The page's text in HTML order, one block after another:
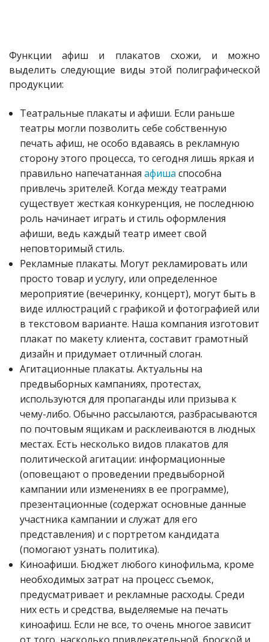
Функции афиш и плакатов схожи, и можно
выделить следующие виды этой полиграфической
продукции:
Театральные плакаты и афиши. Если раньше
театры могли позволить себе собственную
печать афиш, не особо вдаваясь в рекламную
сторону этого процесса, то сегодня лишь яркая и
правильно напечатанная афиша способна
привлечь зрителей. Когда между театрами
существует жесткая конкуренция, не последнюю
роль начинает играть и стиль оформления
афиши, ведь каждый театр имеет свой
неповторимый стиль.
Рекламные плакаты. Могут рекламировать или
просто товар и услугу, или определенное
мероприятие (вечеринку, концерт), могут быть в
виде иллюстраций с графикой и фотографией или
в текстовом варианте. Наша компания изготовит
плакат по макету клиента, составит грамотный
дизайн и придумает отличный слоган.
Агитационные плакаты. Актуальны на
предвыборных кампаниях, протестах,
используются для пропаганды или призыва к
чему-либо. Обычно рассылаются, разбрасываются
по почтовым ящикам и расклеиваются в людных
местах. Есть несколько видов плакатов для
политической агитации: информационные
(оповещают о проведении предвыборной
кампании или изменениях в ее программе),
презентационные (содержат основные данные
участника кампании и служат для его
представления) и с портретом кандидата
(помогают узнать политика).
Киноафиши. Бюджет любого кинофильма, кроме
необходимых затрат на процесс съемок,
предусматривает и рекламные расходы. Среди
них есть и средства, выделяемые на печать
киноафиш. Если не все, то очень многое зависит